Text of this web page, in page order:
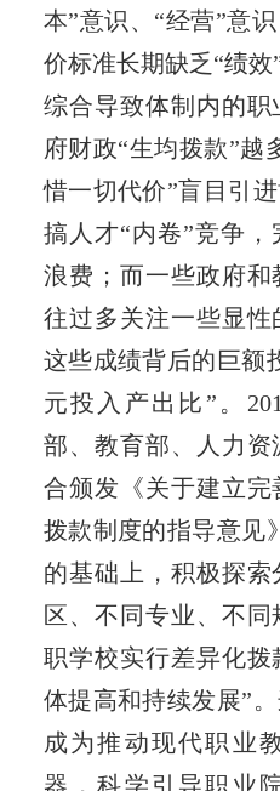
本”意识、“经营”意
价标准长期缺乏“绩效
综合导致体制内的
府财政“生均拨款”越
惜一切代价”盲目引
搞人才“内卷”竞争
浪费；而一些政府
往过多关注一些显
这些成绩背后的巨额
元投入产出比”。
部、教育部、人力
合颁发《关于建立
拨款制度的指导意见
的基础上，积极探
区、不同专业、不
职学校实行差异化
体提高和持续发展”
成为推动现代职业
器，科学引导职业